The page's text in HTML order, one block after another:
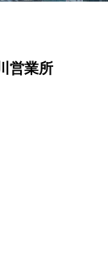
営業所